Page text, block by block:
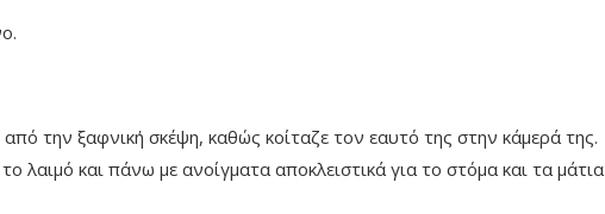
από την ξαφνική σκέψη, καθώς κοίταζε τον εαυτό της στην κάμερά της.
λαιμό και πάνω με ανοίγματα αποκλειστικά για το στόμα και τα μάτια